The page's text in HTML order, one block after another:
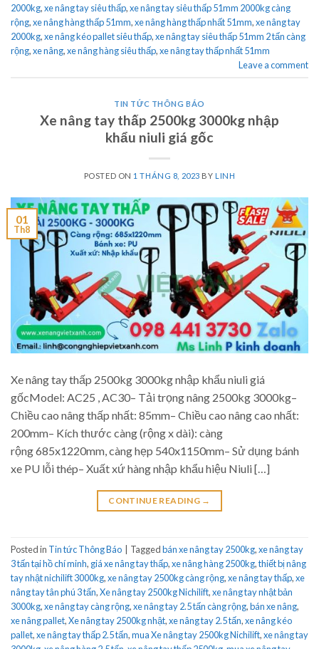
2000kg,xe nâng tay siêu thấp,xe nâng tay siêu thấp 51mm 2000kg càng
rộng,xe nâng hàng thấp 51mm,xe nâng hàng thấp nhất 51mm,xe nâng tay
2000kg,xe nâng kéo pallet siêu thấp,xe nâng tay siêu thấp 51mm 2 tấn càng
rộng,xe nâng,xe nâng hàng siêu thấp,xe nâng tay thấp nhất 51mm
Leave a comment
TIN TỨC THÔNG BÁO
Xe nâng tay thấp 2500kg 3000kg nhập
khẩu niuli giá gốc
POSTED ON 1 THÁNG 8, 2023 BY LINH
01
Th8
Xe nâng tay thấp 2500kg 3000kg nhập khẩu niuli giá
gốcModel: AC25 , AC30– Tải trọng nâng 2500kg 3000kg–
Chiều cao nâng thấp nhất: 85mm– Chiều cao nâng cao nhất:
200mm– Kích thước càng (rộng x dài): càng
rộng 685x1220mm, càng hẹp 540x1150mm– Sử dụng bánh
xe PU lỗi thép– Xuất xứ hàng nhập khẩu hiệu Niuli […]
CONTINUE READING →
Posted in Tin tức Thông Báo Taggedbán xe nâng tay 2500kg,xe nâng tay
3 tấn tại hồ chí minh, giá xe nâng tay thấp,xe nâng hàng 2500kg,thiết bị nâng
tay nhật nichilift 3000kg,xe nâng tay 2500kg càng rộng,xe nâng tay thấp,xe
nâng tay tân phú 3 tấn,Xe nâng tay 2500kg Nichilift,xe nâng tay nhật bản
3000kg,xe nâng tay càng rộng,xe nâng tay 2.5 tấn càng rộng,bán xe nâng,
xe nâng pallet,Xe nâng tay 2500kg nhật,xe nâng tay 2.5 tấn,xe nâng kéo
pallet,xe nâng tay thấp 2.5 tấn,mua Xe nâng tay 2500kg Nichilift,xe nâng tay